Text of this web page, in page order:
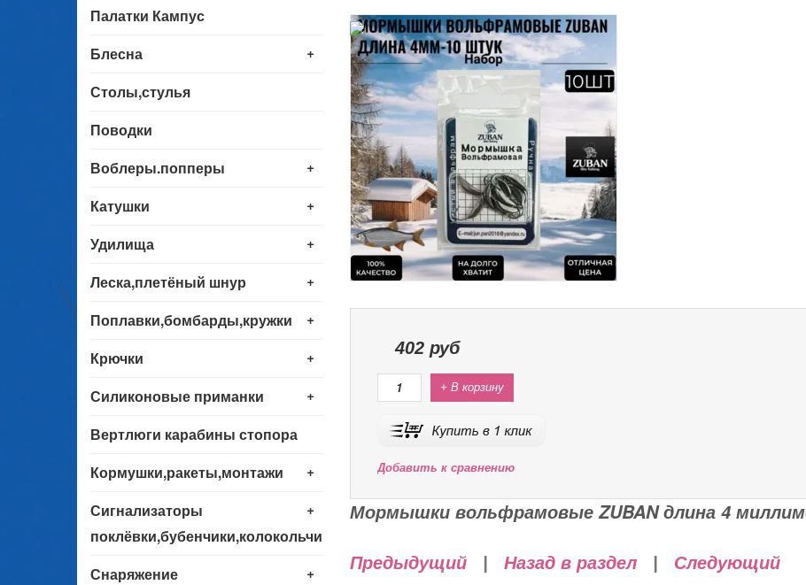
Палатки Кампус
+
Блесна
Столы,стулья
Поводки
+
Воблеры.попперы
+
Катушки
+
Удилища
+
Леска,плетёный шнур
+
Поплавки,бомбарды,кружки
+
Крючки
+
Силиконовые приманки
Вертлюги карабины стопора
+
Кормушки,ракеты,монтажи
+
Сигнализаторы
поклёвки,бубенчики,колокольчики
+
Снаряжение
402руб
+ В корзину
Добавить к сравнению
Мормышки вольфрамовые ZUBAN длина 4
Предыдущий| Назад в раздел| Следующий